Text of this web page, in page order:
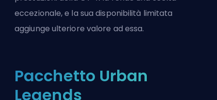
eccezionale, e la sua disponibilità limitata
aggiunge ulteriore valore ad essa.
Pacchetto Urban
Legends